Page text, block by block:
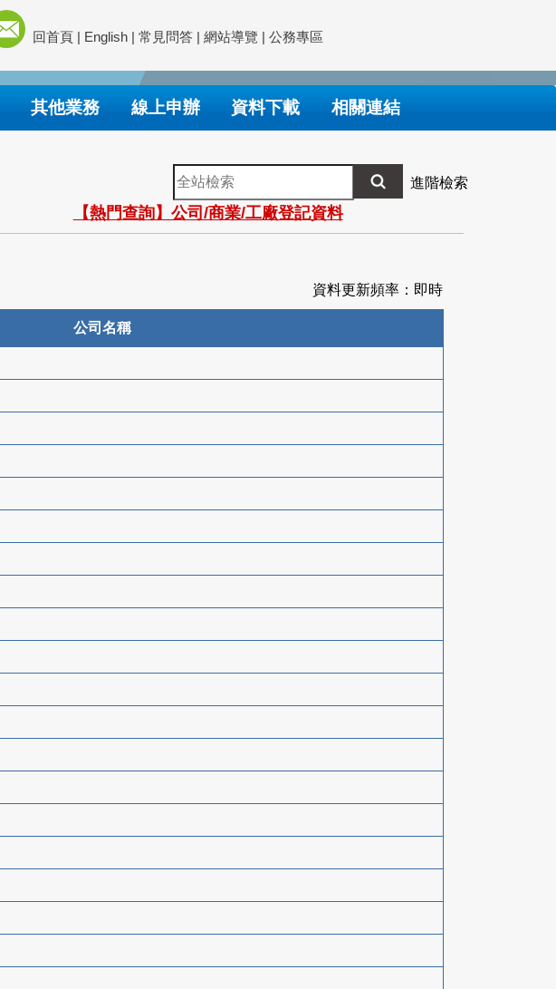
回首頁 | English | 常見問答 | 網站導覽 | 公務專區
其他業務 線上申辦 資料下載 相關連結
全
站
檢
索
進階檢索
【熱門查詢】公司/商業/工廠登記資料
資料更新頻率：即時
公司名稱